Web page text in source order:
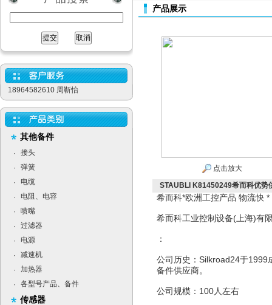
18964582610 周靳怡
其他备件
·
接头
·
弹簧
·
电缆
·
电阻、电容
·
喷嘴
·
过滤器
·
电源
·
减速机
·
加热器
·
各型号产品、备件
传感器
产品展示
点击放大
STAUBLI K81450249希而科优势
希而科*欧洲工控产品 物流快 *
希而科工业控制设备(上海)有
：
公司历史：Silkroad24于1999
备件供应商。
公司规模：100人左右